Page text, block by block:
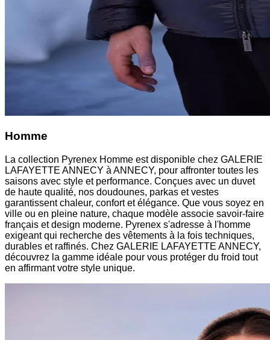
Homme
La collection Pyrenex Homme est disponible chez GALERIE
LAFAYETTE ANNECY à ANNECY, pour affronter toutes les
saisons avec style et performance. Conçues avec un duvet
de haute qualité, nos doudounes, parkas et vestes
garantissent chaleur, confort et élégance. Que vous soyez en
ville ou en pleine nature, chaque modèle associe savoir-faire
français et design moderne. Pyrenex s'adresse à l'homme
exigeant qui recherche des vêtements à la fois techniques,
durables et raffinés. Chez GALERIE LAFAYETTE ANNECY,
découvrez la gamme idéale pour vous protéger du froid tout
en affirmant votre style unique.